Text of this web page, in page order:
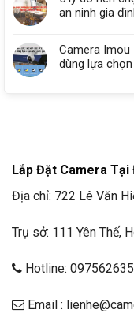
an ninh gia
Camera Imou
dùng lựa
Lắp Đặt Camera Tại
Địa chỉ: 722 Lê Văn
Trụ sở: 111 Yên Thế,
Hotline:
Email :